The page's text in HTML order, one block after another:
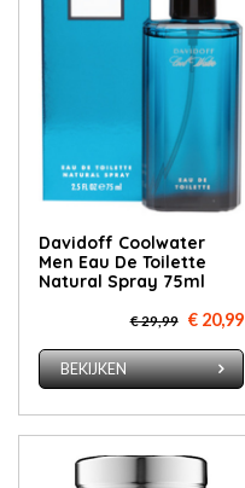
Davidoff Coolwater
Men Eau De Toilette
Natural Spray 75ml
€ 29,99 € 20,99
BEKIJKEN